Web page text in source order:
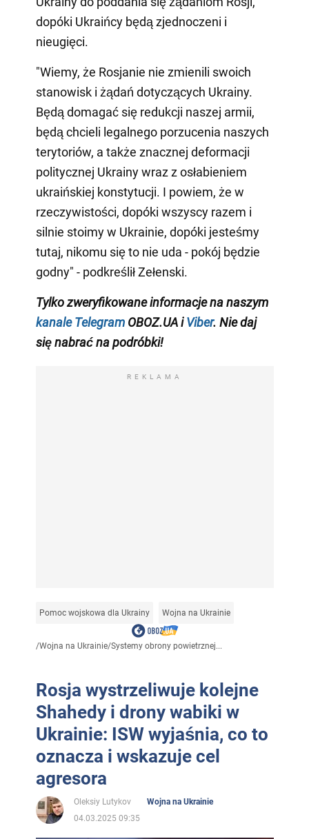
dopóki Ukraińcy będą zjednoczeni i
nieugięci.
"Wiemy, że Rosjanie nie zmienili swoich
stanowisk i żądań dotyczących Ukrainy.
Będą domagać się redukcji naszej armii,
będą chcieli legalnego porzucenia naszych
terytoriów, a także znacznej deformacji
politycznej Ukrainy wraz z osłabieniem
ukraińskiej konstytucji. I powiem, że w
rzeczywistości, dopóki wszyscy razem i
silnie stoimy w Ukrainie, dopóki jesteśmy
tutaj, nikomu się to nie uda - pokój będzie
godny" - podkreślił Zełenski.
Tylko zweryfikowane informacje na naszym
kanale TelegramOBOZ.UA iViber. Nie daj
się nabrać na podróbki!
REKLAMA
Pomoc wojskowa dla Ukrainy Wojna na Ukrainie
/Wojna na Ukrainie/Systemy obrony powietrznej...
Rosja wystrzeliwuje kolejne
Shahedy i drony wabiki w
Ukrainie: ISW wyjaśnia, co to
oznacza i wskazuje cel
agresora
Oleksiy Lutykov
Wojna na Ukrainie
04.03.2025 09:35